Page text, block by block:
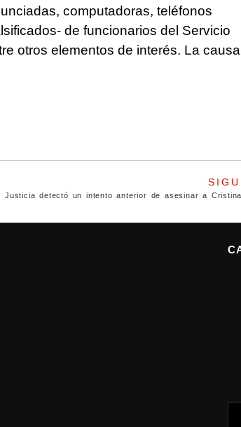
computadoras, teléfonos
de funcionarios del Servicio
otros elementos de interés. La causa
Justicia detectó un intento anterior de asesinar a